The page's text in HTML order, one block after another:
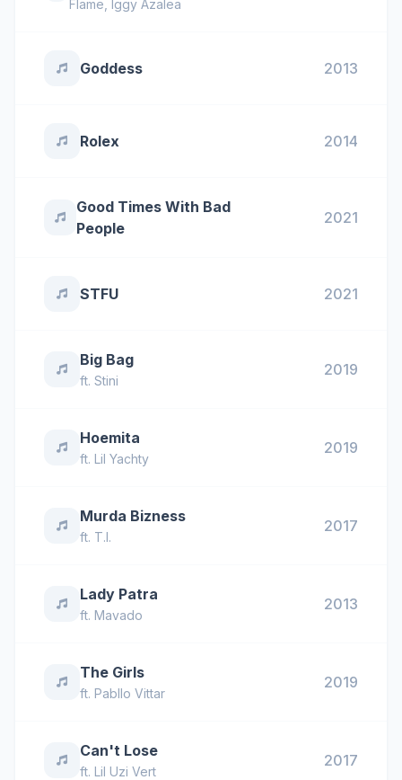
Flame Iggy Azalea
Goddess 2013
Rolex 2014
Good Times With Bad
People
2021
STFU 2021
Big Bag
ft. Stini
2019
Hoemita
ft. Lil Yachty
2019
Murda Bizness
ft. T.I.
2017
Lady Patra
ft. Mavado
2013
The Girls
ft. Pabllo Vittar
2019
Can't Lose
ft. Lil Uzi Vert
2017